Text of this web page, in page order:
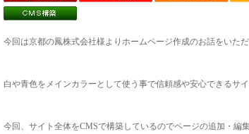
今回は京都の鳳株式会社様よりホームページ作成のお話をいただ
白や青色をメインカラーとして使う事で信頼感や安心できるサイ
今回、サイト全体をCMSで構築しているのでページの追加・編